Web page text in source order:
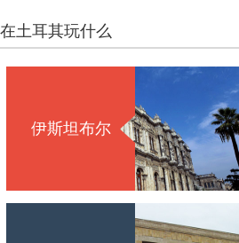
在土耳其玩什么
伊斯坦布尔